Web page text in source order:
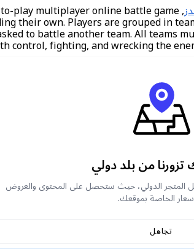
play multiplayer online battle game
their own. Players are grouped in
to battle another team. All teams
control, fighting, and wrecking the
موبايل ليجندز
the Mobile Legends mobile game
in teams. Within 8 minutes of the
can be helpful and let you push for
skins for your heroes. To enhance
Diamond gift vouchers online on
تزورنا من بلد دولي
المتجر الدولي، حيث ستحصل على المحتوى والعروض
الخاصة بموقعك.
تجاهل